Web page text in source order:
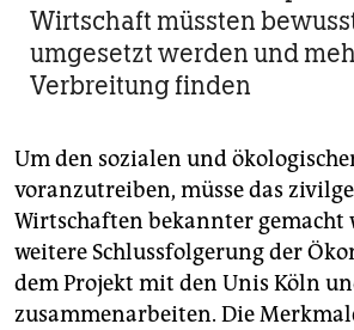
Wirtschaft müssten
umgesetzt werden und
Verbreitung finden
Um den sozialen und
voranzutreiben, müsse das
Wirtschaften bekannter gemacht
weitere Schlussfolgerung der
dem Projekt mit den Unis Köln
zusammenarbeiten. Die